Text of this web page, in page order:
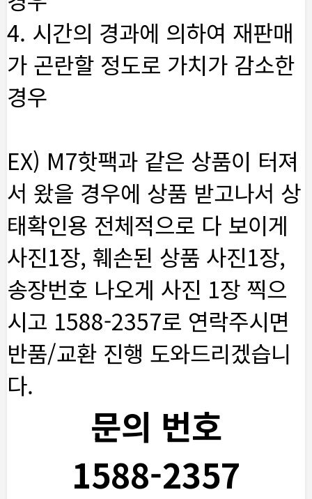
4. 시간의 경과에 의하여 재판매
가 곤란할 정도로 가치가 감소한
경우
EX) M7핫팩과 같은 상품이 터져
서 왔을 경우에 상품 받고나서 상
태확인용 전체적으로 다 보이게
사진1장, 훼손된 상품 사진1장,
송장번호 나오게 사진 1장 찍으
시고 1588-2357로 연락주시면
반품/교환 진행 도와드리겠습니
다.
문의 번호
1588-2357